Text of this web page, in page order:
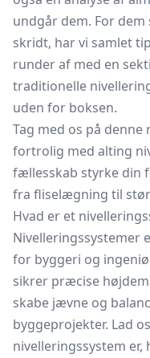
undgår dem. For
skridt, har vi samlet
runder af med en
traditionelle
uden for boksen.
Tag med os på
fortrolig med alting
fællesskab styrke din
fra fliselægning til
Hvad er et
for byggeri og
sikrer præcise
skabe jævne og
byggeprojekter. Lad
nivelleringssystem